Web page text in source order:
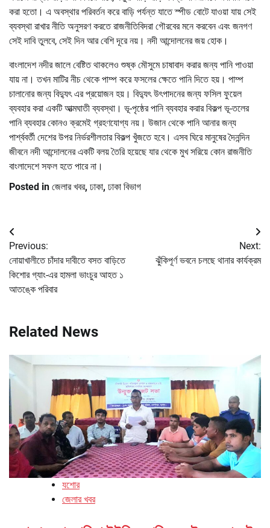
করা হতো। এ অবস্থার পরিবর্তন করে বাড়ি পর্যন্ত যাতে স্পীড বোটে যাওয়া যায় সেই
ব্যবস্থা রাখার নীতি অনুসরণ করতে রাজনীতিবিদরা গৌরবের মনে করবেন এবং জনগণ
সেই দাবি তুলবে, সেই দিন আর বেশি দূরে নয়। নদী আন্দোলনের জয় হোক।
বাংলাদেশ নদীর জালে বেষ্টিত থাকলেও শুষ্ক মৌসুমে চাষাবাদ করার জন্য পানি পাওয়া
যায় না। তখন মাটির নীচ থেকে পাম্প করে ফসলের ক্ষেতে পানি দিতে হয়। পাম্প
চালানোর জন্য বিদ্যুৎ এর প্রয়োজন হয়। বিদ্যুৎ উৎপাদনের জন্য ফসিল ফুয়েল
ব্যবহার করা একটি আত্মঘাতী ব্যবস্থা। ভূ-পৃষ্ঠের পানি ব্যবহার করার বিকল্প ভূ-তলের
পানি ব্যবহার কোনও ক্রমেই গ্রহণযোগ্য নয়। উজান থেকে পানি আনার জন্য
পার্শ্ববর্তী দেশের উপর নির্ভরশীলতার বিকল্প খুঁজতে হবে। এসব ঘিরে মানুষের দৈনন্দিন
জীবনে নদী আন্দোলনের একটি বলয় তৈরি হয়েছে যার থেকে মুখ সরিয়ে কোন রাজনীতি
বাংলাদেশে সফল হতে পারে না।
Posted in জেলার খবর, ঢাকা, ঢাকা বিভাগ
Post
navigation
Previous:
নোয়াখালীতে চাঁদার দাবীতে বসত বাড়িতে
কিশোর গ্যাং-এর হামলা ভাংচুর আহত ১
আতঙ্কে পরিবার
Next:
ঝুঁকিপূর্ণ ভবনে চলছে থানার কার্যক্রম
Related News
যশোর
জেলার খবর